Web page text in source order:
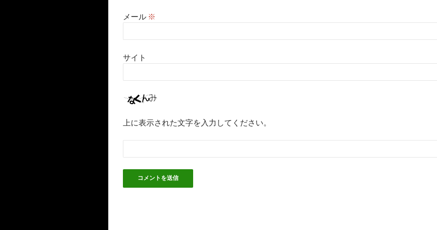
メール ※
サイト
上に表示された文字を入力してください。